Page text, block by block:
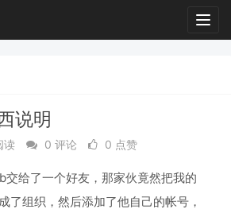
说明
读 0 评论 0 点赞
给了一个好友，那家伙竟然把我的
了组织，然后添加了他自己的帐号，